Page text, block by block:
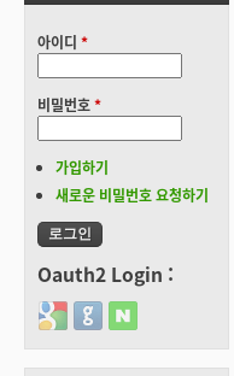
아이디 *
비밀번호*
가입하기
새로운 비밀번호 요청하기
Oauth2 Login :
Login with Google
Login with GitHub
Login with Naver